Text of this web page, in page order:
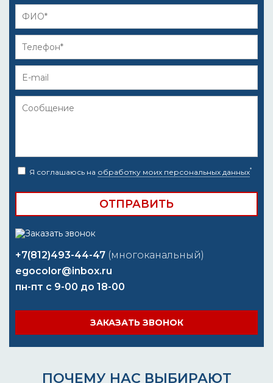
Я соглашаюсь на обработку моих персональных данных*
+7(812)493-44-47 (многоканальный)
egocolor@inbox.ru
пн-пт с 9-00 до 18-00
ЗАКАЗАТЬ ЗВОНОК
ПОЧЕМУ НАС ВЫБИРАЮТ